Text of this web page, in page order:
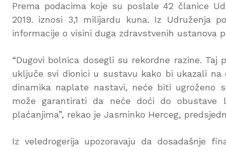
Prema podacima koje su poslale 42 članice
2019. iznosi 3,1 milijardu kuna. Iz Udruženja
informacije o visini duga zdravstvenih ustanova
“Dugovi bolnica dosegli su rekordne razine.
uključe svi dionici u sustavu kako bi ukazali
dinamika naplate nastavi, neće biti ugroženo
može garantirati da neće doći do obustave
plaćanjima”, rekao je Jasminko Herceg,
Iz veledrogerija upozoravaju da dosadašnje